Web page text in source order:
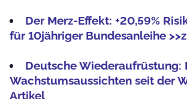
Der Merz-Effekt: +20,59%
für 10jähriger Bundesanleihe
Deutsche Wiederaufrüstung:
Wachstumsaussichten seit der
Artikel